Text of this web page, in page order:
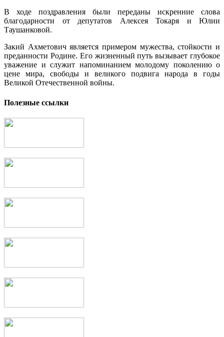
В ходе поздравления были переданы искренние слова
благодарности от депутатов Алексея Токаря и Юлии
Таушанковой.
Закий Ахметович является примером мужества, стойкости и
преданности Родине. Его жизненный путь вызывает глубокое
уважение и служит напоминанием молодому поколению о
цене мира, свободы и великого подвига народа в годы
Великой Отечественной войны.
Полезные ссылки